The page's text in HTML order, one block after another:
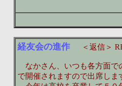
経友会の進作 ＜返信＞
なかさん、いつも各方面で
で開催されますので出席し